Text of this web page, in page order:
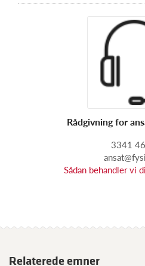
Rådgivning for
3341
Sådan behandler vi
Relaterede emner